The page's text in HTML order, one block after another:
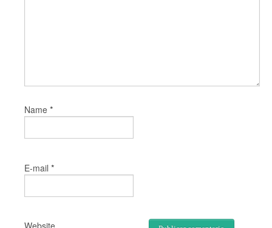
Name *
E-mail *
Website